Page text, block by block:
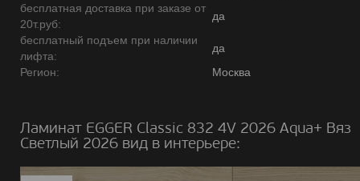
бесплатная доставка при заказе от
20т.руб:
да
бесплатный подъем при наличии
лифта:
да
Регион:
Москва
Ламинат EGGER Classic 832 4V 2026 Aqua+ Вяз
Светлый 2026 вид в интерьере: